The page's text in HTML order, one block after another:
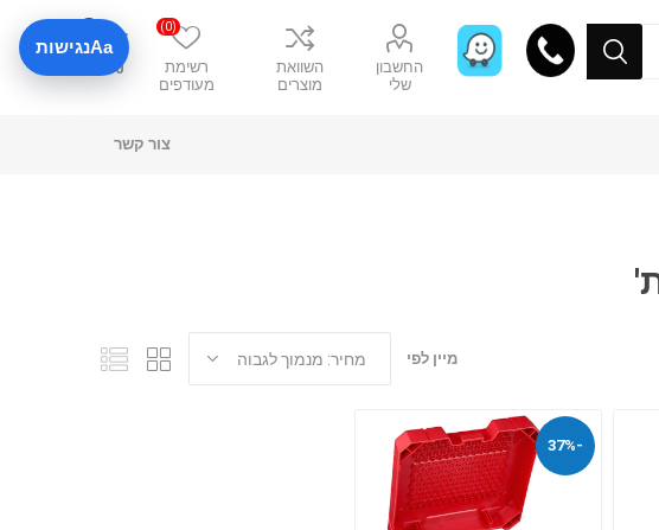
החשבון
שלי
השוואת
מוצרים
רשימת
מעודפים
(0)
₪0
צור קשר
מיין לפי
-37%
Aaנגישות